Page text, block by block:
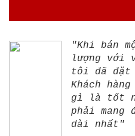
"Khi bán
lượng với
tôi đã đặt
Khách
gì là tốt
phải mang
dài nhất"